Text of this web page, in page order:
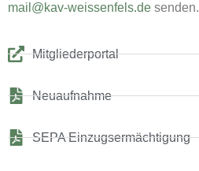
mail@kav-weissenfels.de senden.
Mitgliederportal
Neuaufnahme
SEPA Einzugsermächtigung